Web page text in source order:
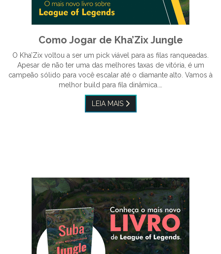
Como Jogar de Kha’Zix Jungle
O Kha’Zix voltou a ser um pick viável para as filas ranqueadas.
Apesar de não ter uma das melhores taxas de vitória, é um
campeão sólido para você escalar até o diamante alto. Vamos à
melhor build para fila dinâmica.…
LEIA MAIS